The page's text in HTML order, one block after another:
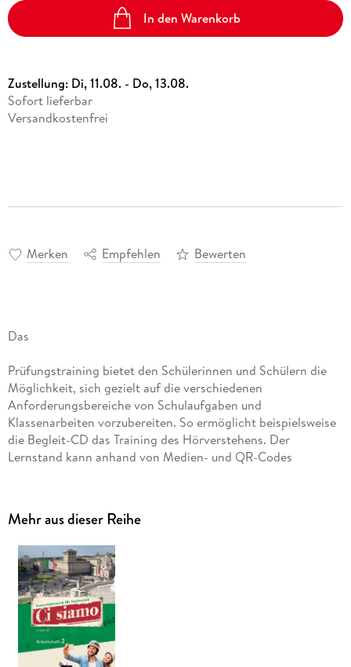
In den Warenkorb
Zustellung: Di, 11.08. - Do, 13.08.
Sofort lieferbar
Versandkostenfrei
Merken Empfehlen Bewerten
Das
Prüfungstraining bietet den Schülerinnen und Schülern die
Möglichkeit, sich gezielt auf die verschiedenen
Anforderungsbereiche von Schulaufgaben und
Klassenarbeiten vorzubereiten. So ermöglicht beispielsweise
die Begleit-CD das Training des Hörverstehens. Der
Lernstand kann anhand von Medien- und QR-Codes
Mehr aus dieser Reihe